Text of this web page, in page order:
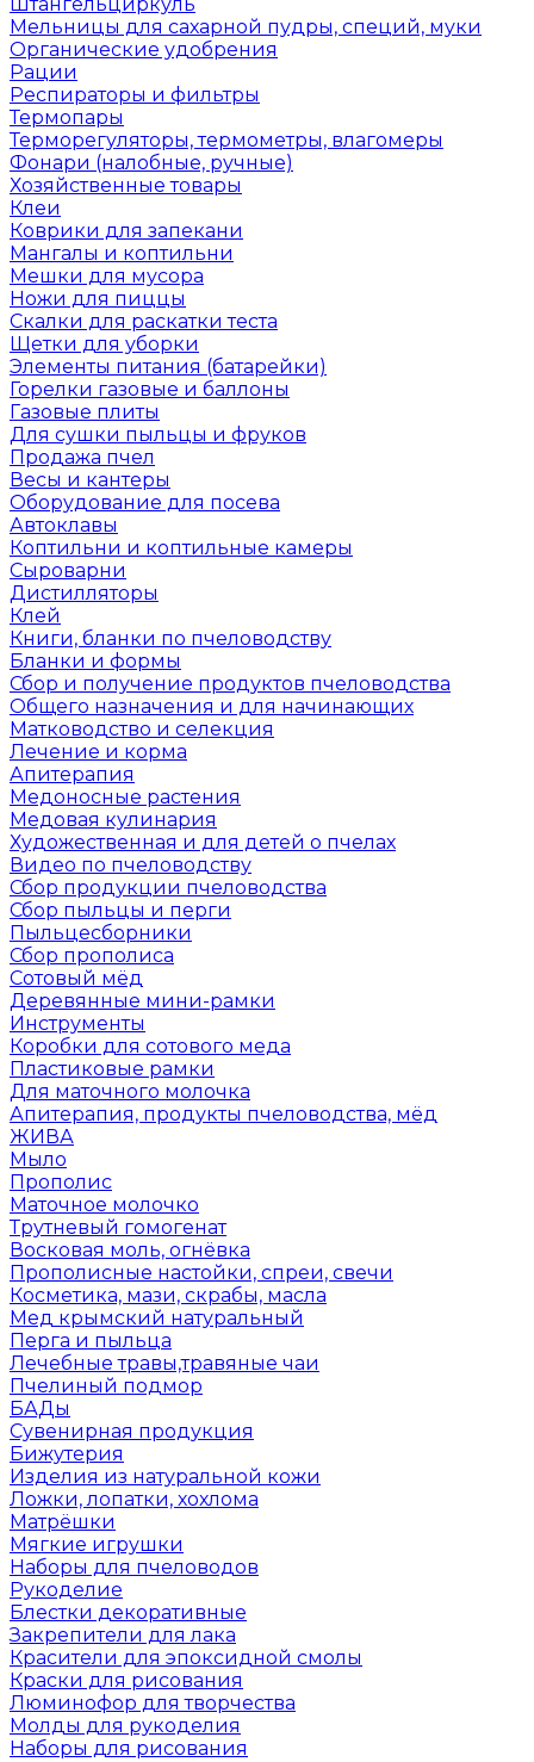
Мельницы для сахарной пудры, специй, муки
Органические удобрения
Рации
Респираторы и фильтры
Термопары
Терморегуляторы, термометры, влагомеры
Фонари (налобные, ручные)
Хозяйственные товары
Клеи
Коврики для запекани
Мангалы и коптильни
Мешки для мусора
Ножи для пиццы
Скалки для раскатки теста
Щетки для уборки
Элементы питания (батарейки)
Горелки газовые и баллоны
Газовые плиты
Для сушки пыльцы и фруков
Продажа пчел
Весы и кантеры
Оборудование для посева
Автоклавы
Коптильни и коптильные камеры
Сыроварни
Дистилляторы
Клей
Книги, бланки по пчеловодству
Бланки и формы
Сбор и получение продуктов пчеловодства
Общего назначения и для начинающих
Матководство и селекция
Лечение и корма
Апитерапия
Медоносные растения
Медовая кулинария
Художественная и для детей о пчелах
Видео по пчеловодству
Сбор продукции пчеловодства
Сбор пыльцы и перги
Пыльцесборники
Сбор прополиса
Сотовый мёд
Деревянные мини-рамки
Инструменты
Коробки для сотового меда
Пластиковые рамки
Для маточного молочка
Апитерапия, продукты пчеловодства, мёд
ЖИВА
Мыло
Прополис
Маточное молочко
Трутневый гомогенат
Восковая моль, огнёвка
Прополисные настойки, спреи, свечи
Косметика, мази, скрабы, масла
Мед крымский натуральный
Перга и пыльца
Лечебные травы,травяные чаи
Пчелиный подмор
БАДы
Сувенирная продукция
Бижутерия
Изделия из натуральной кожи
Ложки, лопатки, хохлома
Матрёшки
Мягкие игрушки
Наборы для пчеловодов
Рукоделие
Блестки декоративные
Закрепители для лака
Красители для эпоксидной смолы
Краски для рисования
Люминофор для творчества
Молды для рукоделия
Наборы для рисования